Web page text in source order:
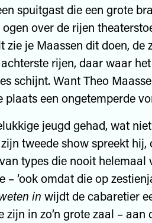
spuitgast die een grote
over de rijen
zie je Maassen dit doen, de
rijen, daar waar
schijnt. Want Theo
plaats een ongetemperde
jeugd gehad, wat
tweede show spreekt
types die nooit helemaal
‘ook omdat die op
in wijdt de cabaretier
in zo’n grote zaal – aan